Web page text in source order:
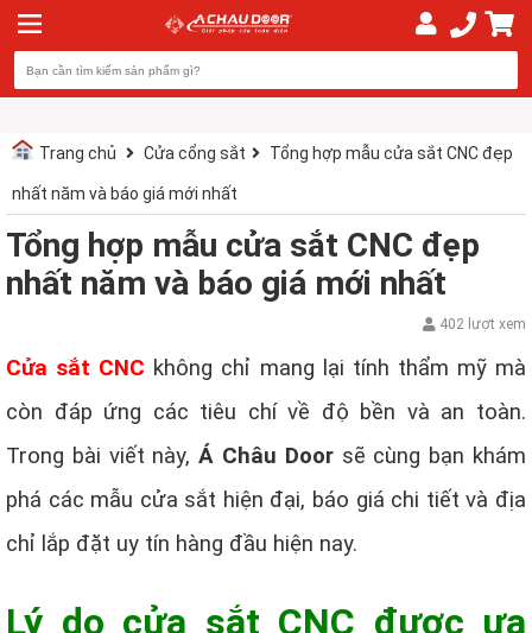
Trang chủ Cửa cổng sắt Tổng hợp mẫu cửa sắt CNC đẹp
nhất năm và báo giá mới nhất
Tổng hợp mẫu cửa sắt CNC đẹp
nhất năm và báo giá mới nhất
402 lượt xem
Cửa sắt CNC không chỉ mang lại tính thẩm mỹ mà
còn đáp ứng các tiêu chí về độ bền và an toàn.
Trong bài viết này,Á Châu Doorsẽ cùng bạn khám
phá các mẫu cửa sắt hiện đại, báo giá chi tiết và địa
chỉ lắp đặt uy tín hàng đầu hiện nay.
Lý do cửa sắt CNC được ưa